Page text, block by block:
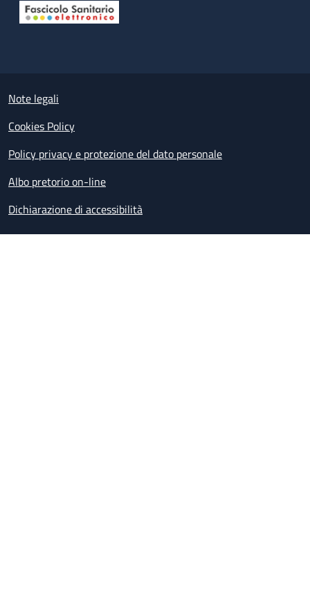
Small prints
Note legali
Cookies Policy
Policy privacy e protezione del dato personale
Albo pretorio on-line
Dichiarazione di accessibilità